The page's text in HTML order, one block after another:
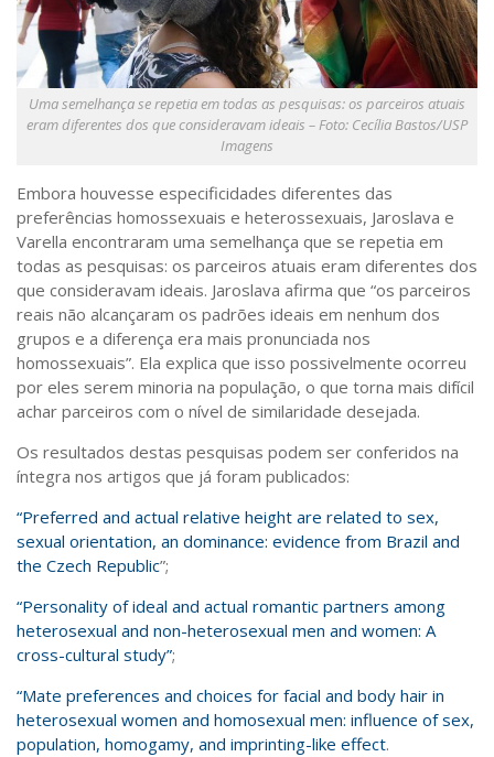
Uma semelhança se repetia em todas as pesquisas: os parceiros atuais
eram diferentes dos que consideravam ideais – Foto: Cecília Bastos/USP
Imagens
Embora houvesse especificidades diferentes das
preferências homossexuais e heterossexuais, Jaroslava e
Varella encontraram uma semelhança que se repetia em
todas as pesquisas: os parceiros atuais eram diferentes dos
que consideravam ideais. Jaroslava afirma que “os parceiros
reais não alcançaram os padrões ideais em nenhum dos
grupos e a diferença era mais pronunciada nos
homossexuais”. Ela explica que isso possivelmente ocorreu
por eles serem minoria na população, o que torna mais difícil
achar parceiros com o nível de similaridade desejada.
Os resultados destas pesquisas podem ser conferidos na
íntegra nos artigos que já foram publicados:
“Preferred and actual relative height are related to sex,
sexual orientation, an dominance: evidence from Brazil and
the Czech Republic”;
“Personality of ideal and actual romantic partners among
heterosexual and non-heterosexual men and women: A
cross-cultural study”;
“Mate preferences and choices for facial and body hair in
heterosexual women and homosexual men: influence of sex,
population, homogamy, and imprinting-like effect.